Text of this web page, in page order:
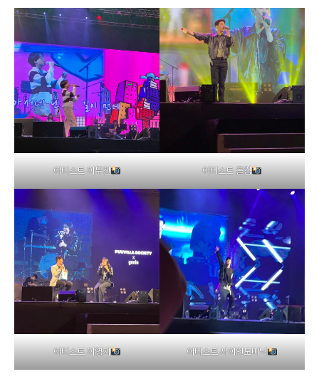
아티스트 이무진 아티스트 폴킴
아티스트 이영지 아티스트 사이언도미닉